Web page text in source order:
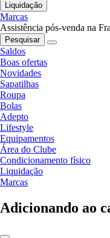
Liquidação
Marcas
Assistência pós-venda na
Pesquisar
Saldos
Boas ofertas
Novidades
Sapatilhas
Roupa
Bolas
Adepto
Lifestyle
Equipamentos
Área do Clube
Condicionamento físico
Liquidação
Marcas
Adicionando ao